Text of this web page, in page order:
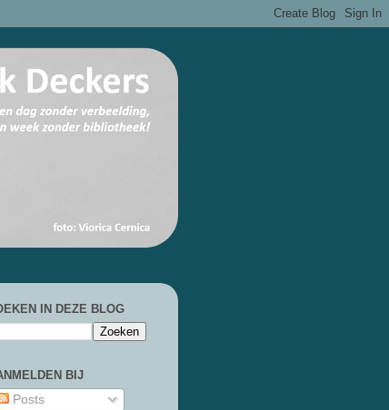
IN DEZE BLOG
BIJ
Posts